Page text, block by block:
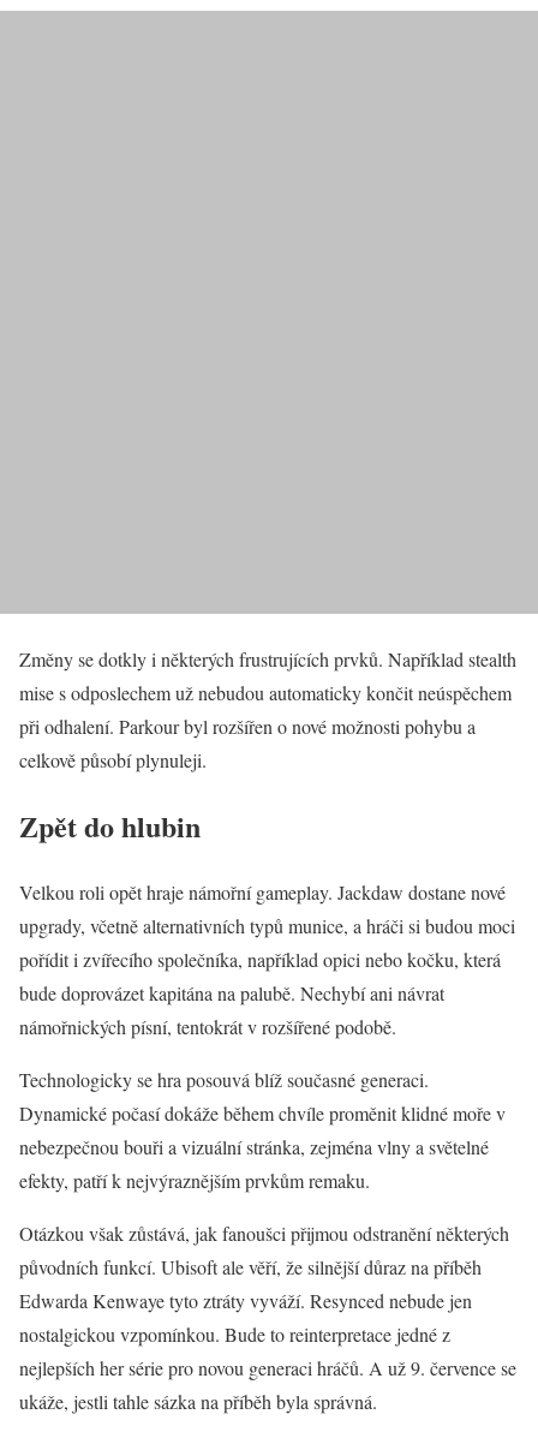
Změny se dotkly i některých frustrujících prvků. Například stealth
mise s odposlechem už nebudou automaticky končit neúspěchem
při odhalení. Parkour byl rozšířen o nové možnosti pohybu a
celkově působí plynuleji.
Zpět do hlubin
Velkou roli opět hraje námořní gameplay. Jackdaw dostane nové
upgrady, včetně alternativních typů munice, a hráči si budou moci
pořídit i zvířecího společníka, například opici nebo kočku, která
bude doprovázet kapitána na palubě. Nechybí ani návrat
námořnických písní, tentokrát v rozšířené podobě.
Technologicky se hra posouvá blíž současné generaci.
Dynamické počasí dokáže během chvíle proměnit klidné moře v
nebezpečnou bouři a vizuální stránka, zejména vlny a světelné
efekty, patří k nejvýraznějším prvkům remaku.
Otázkou však zůstává, jak fanoušci přijmou odstranění některých
původních funkcí. Ubisoft ale věří, že silnější důraz na příběh
Edwarda Kenwaye tyto ztráty vyváží. Resynced nebude jen
nostalgickou vzpomínkou. Bude to reinterpretace jedné z
nejlepších her série pro novou generaci hráčů. A už 9. července se
ukáže, jestli tahle sázka na příběh byla správná.